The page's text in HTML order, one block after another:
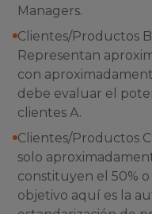
Managers.
Clientes/Productos
Representan
con
debe evaluar el
clientes A.
Clientes/Productos
solo
constituyen el 50% o
objetivo aquí es la